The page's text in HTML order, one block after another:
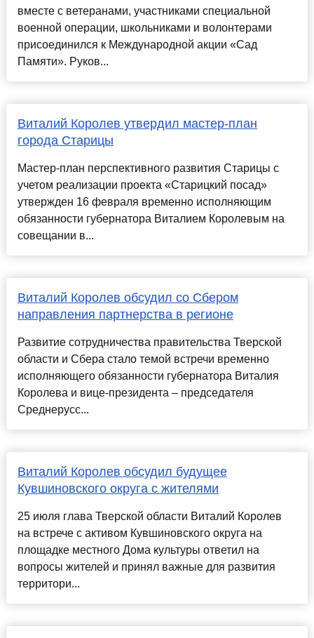
вместе с ветеранами, участниками специальной
военной операции, школьниками и волонтерами
присоединился к Международной акции «Сад
Памяти». Руков...
Виталий Королев утвердил мастер-план
города Старицы
Мастер-план перспективного развития Старицы с
учетом реализации проекта «Старицкий посад»
утвержден 16 февраля временно исполняющим
обязанности губернатора Виталием Королевым на
совещании в...
Виталий Королев обсудил со Сбером
направления партнерства в регионе
Развитие сотрудничества правительства Тверской
области и Сбера стало темой встречи временно
исполняющего обязанности губернатора Виталия
Королева и вице-президента – председателя
Среднерусс...
Виталий Королев обсудил будущее
Кувшиновского округа с жителями
25 июля глава Тверской области Виталий Королев
на встрече с активом Кувшиновского округа на
площадке местного Дома культуры ответил на
вопросы жителей и принял важные для развития
территори...